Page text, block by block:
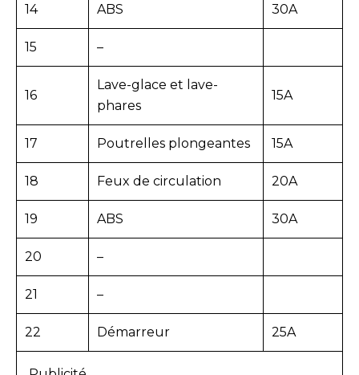
14 ABS 30A
15 –
16
Lave-glace et lave-
phares
15A
17 Poutrelles plongeantes 15A
18 Feux de circulation 20A
19 ABS 30A
20 –
21 –
22 Démarreur 25A